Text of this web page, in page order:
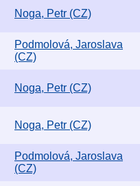
Noga, Petr (CZ)
Podmolová, Jaroslava
(CZ)
Noga, Petr (CZ)
Noga, Petr (CZ)
Podmolová, Jaroslava
(CZ)